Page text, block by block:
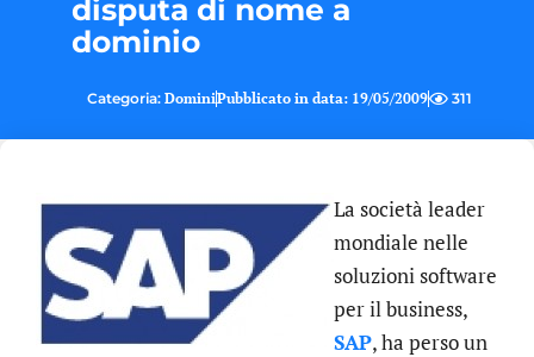
disputa di nome a
dominio
Categoria: DominiPubblicato in data: 19/05/2009 311
La società leader
mondiale nelle
soluzioni software
per il business,
SAP, ha perso un